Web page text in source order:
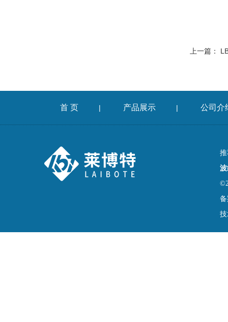
上一篇：
首 页 | 产品展示 | 公司介
备